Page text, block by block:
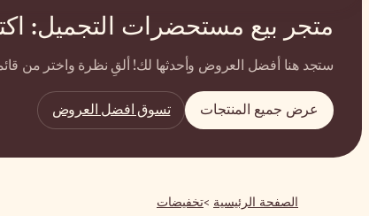
متجر بيع مستحضرات التجميل:
عرض جميع المنتجات تسوق افضل العروض
ستجد هنا أفضل العروض وأحدثها لك! ألقِ نظرة واختر من قائمة
الصفحة الرئيسية تخفيضات